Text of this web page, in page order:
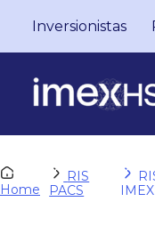
Inversionistas
Home
RIS
PACS